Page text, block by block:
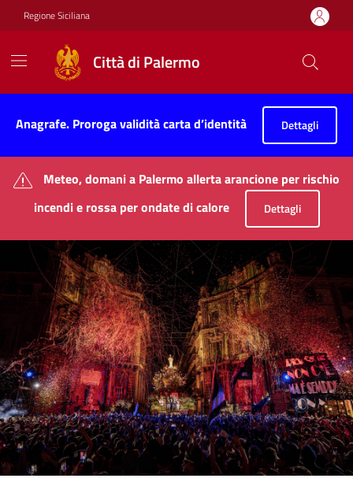
Vai ai contenuti
Vai al footer
Regione Siciliana
Città di Palermo
Città di Palermo
Contenuti in evidenza
Anagrafe. Proroga validità carta d’identità Dettagli
Meteo, domani a Palermo allerta arancione per rischio
incendi e rossa per ondate di calore
Dettagli
Novità in evidenza